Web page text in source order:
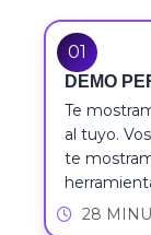
01
DEMO
Te
al tuyo.
te
28